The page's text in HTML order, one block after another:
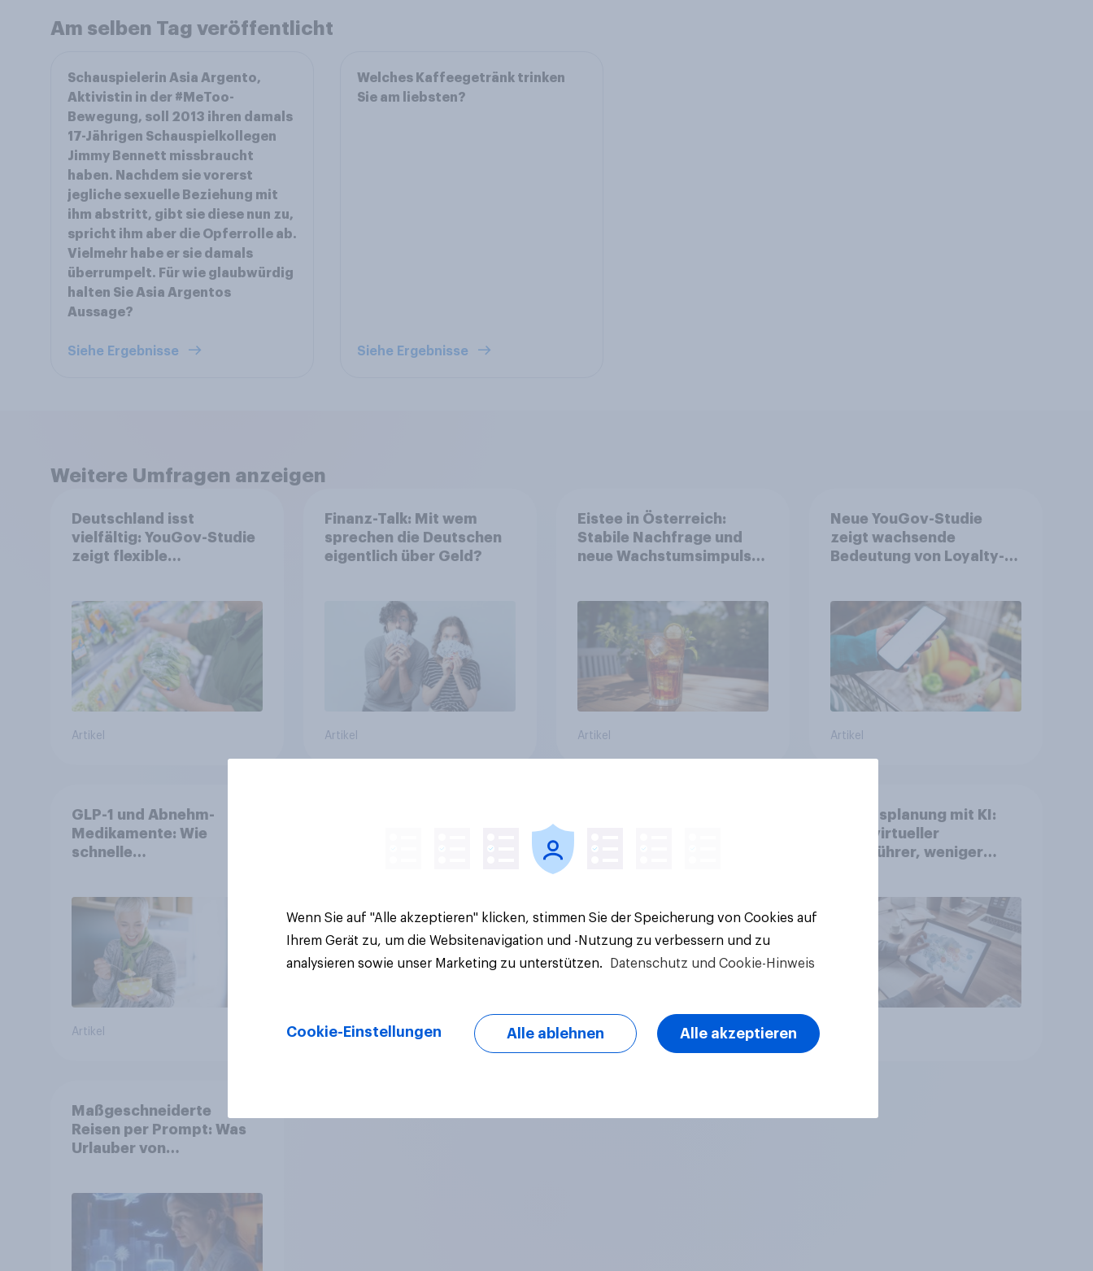
Am selben Tag veröffentlicht
Schauspielerin Asia Argento,
Aktivistin in der #MeToo-
Bewegung, soll 2013 ihren damals
17-Jährigen Schauspielkollegen
Jimmy Bennett missbraucht
haben. Nachdem sie vorerst
jegliche sexuelle Beziehung mit
ihm abstritt, gibt sie diese nun zu,
spricht ihm aber die Opferrolle ab.
Vielmehr habe er sie damals
überrumpelt. Für wie glaubwürdig
halten Sie Asia Argentos
Aussage?
Siehe Ergebnisse
Welches Kaffeegetränk trinken
Sie am liebsten?
Siehe Ergebnisse
Weitere Umfragen anzeigen
Deutschland isst
vielfältig: YouGov-Studie
zeigt flexible
Artikel
Finanz-Talk: Mit wem
sprechen die Deutschen
eigentlich über Geld?
Artikel
Eistee in Österreich:
Stabile Nachfrage und
neue Wachstumsimpulse
Artikel
Neue YouGov-Studie
zeigt wachsende
Bedeutung von Loyalty-
Artikel
GLP-1 und Abnehm-
Medikamente: Wie
schnelle
umgestalten
Artikel
sympathischstes
Artikel
Hälfte bewertet
Artikel
Urlaubsplanung mit KI:
Mehr virtueller
Reiseführer, weniger
Maßgeschneiderte
Reisen per Prompt: Was
Urlauber von
Tools bei der
Reiseplanung bereits
genutzt werden
Wenn Sie auf "Alle akzeptieren" klicken, stimmen Sie der Speicherung von Cookies auf
Ihrem Gerät zu, um die Websitenavigation und -Nutzung zu verbessern und zu
analysieren sowie unser Marketing zu unterstützen.
Datenschutz und Cookie-Hinweis
Cookie-Einstellungen Alle ablehnen Alle akzeptieren